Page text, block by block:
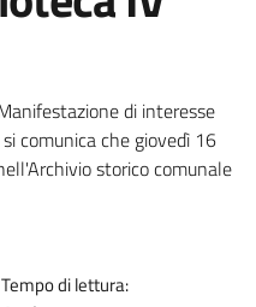
di interesse
comunica che giovedì 16
storico comunale
Tempo di lettura: